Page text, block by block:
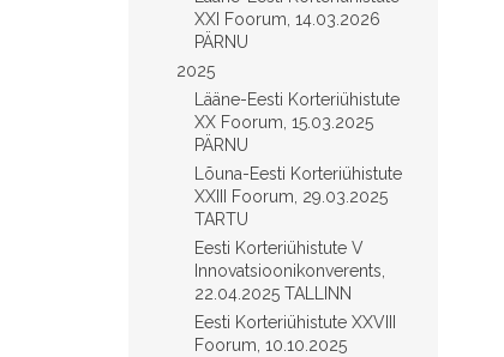
XXI Foorum, 14.03.2026
PÄRNU
2025
Lääne-Eesti Korteriühistute
XX Foorum, 15.03.2025
PÄRNU
Lõuna-Eesti Korteriühistute
XXIII Foorum, 29.03.2025
TARTU
Eesti Korteriühistute V
Innovatsioonikonverents,
22.04.2025 TALLINN
Eesti Korteriühistute XXVIII
Foorum, 10.10.2025